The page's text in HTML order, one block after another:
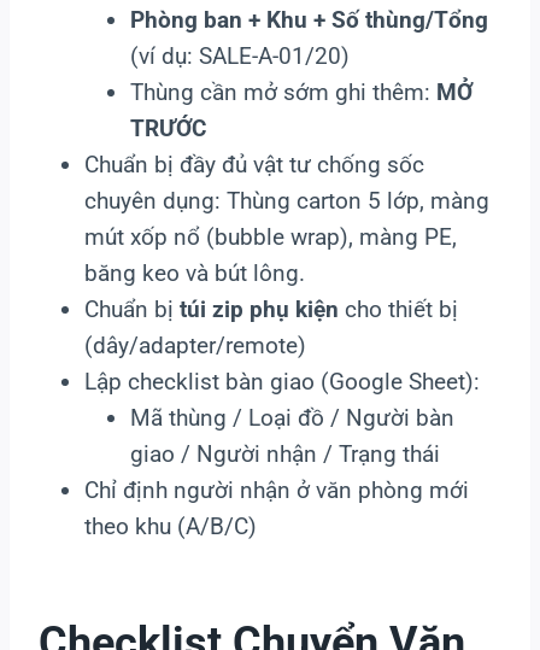
Phòng ban + Khu + Số thùng/Tổng
(ví dụ: SALE-A-01/20)
Thùng cần mở sớm ghi thêm: MỞ
TRƯỚC
Chuẩn bị đầy đủ vật tư chống sốc
chuyên dụng: Thùng carton 5 lớp, màng
mút xốp nổ (bubble wrap), màng PE,
băng keo và bút lông.
Chuẩn bị túi zip phụ kiện cho thiết bị
(dây/adapter/remote)
Lập checklist bàn giao (Google Sheet):
Mã thùng / Loại đồ / Người bàn
giao / Người nhận / Trạng thái
Chỉ định người nhận ở văn phòng mới
theo khu (A/B/C)